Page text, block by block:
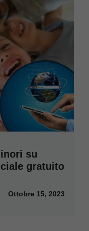
su
gratuito
Ottobre 15, 2023